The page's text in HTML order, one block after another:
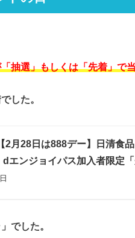
抽選」もしくは「先着」で
した。
【2月28日は888デー】日清食
エンジョイパス加入者限定
でした。